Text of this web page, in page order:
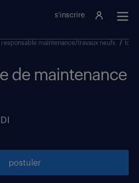
s'inscrire
responsable maintenance/travaux neufs / loiret
de maintenance
postuler